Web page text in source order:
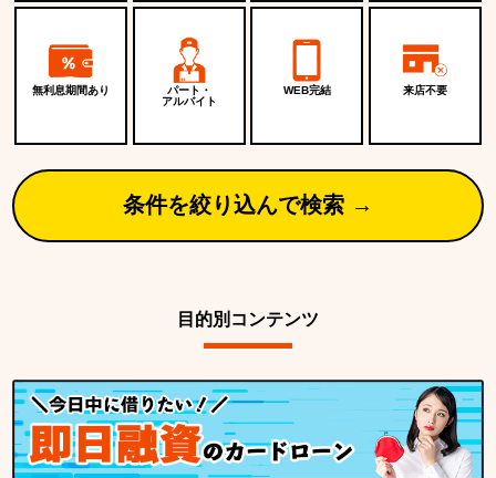
無利息期間あり
パート・
アルバイト
WEB完結 来店不要
条件を絞り込んで検索 →
目的別コンテンツ